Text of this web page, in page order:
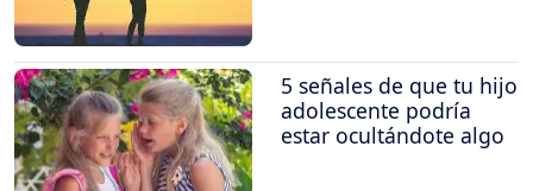
5 señales de que tu hijo
adolescente podría
estar ocultándote algo